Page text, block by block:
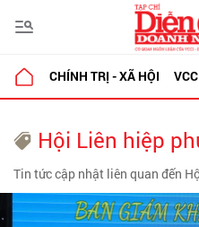
CHÍNH TRỊ - XÃ HỘI
Hội Liên hiệp
Tin tức cập nhật liên quan đến